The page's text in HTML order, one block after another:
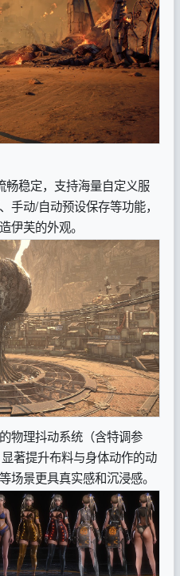
稳定，支持海量自定义服
手动/自动预设保存等功能，
伊芙的外观。
物理抖动系统（含特调参
著提升布料与身体动作的动
场景更具真实感和沉浸感。